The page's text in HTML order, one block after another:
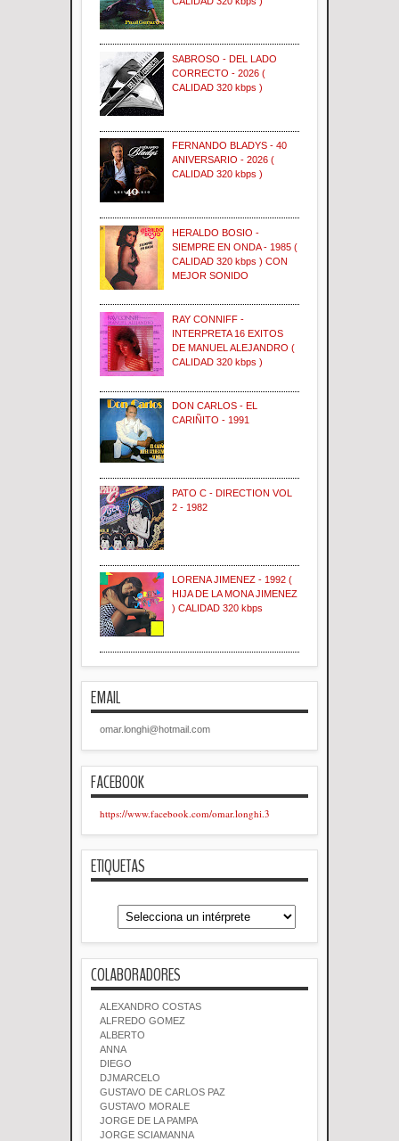
SABROSO - DEL LADO
CORRECTO - 2026 (
CALIDAD 320 kbps )
FERNANDO BLADYS - 40
ANIVERSARIO - 2026 (
CALIDAD 320 kbps )
HERALDO BOSIO -
SIEMPRE EN ONDA - 1985 (
CALIDAD 320 kbps ) CON
MEJOR SONIDO
RAY CONNIFF -
INTERPRETA 16 EXITOS
DE MANUEL ALEJANDRO (
CALIDAD 320 kbps )
DON CARLOS - EL
CARIÑITO - 1991
PATO C - DIRECTION VOL
2 - 1982
LORENA JIMENEZ - 1992 (
HIJA DE LA MONA JIMENEZ
) CALIDAD 320 kbps
EMAIL
omar.longhi@hotmail.com
FACEBOOK
https://www.facebook.com/omar.longhi.3
ETIQUETAS
COLABORADORES
ALEXANDRO COSTAS
ALFREDO GOMEZ
ALBERTO
ANNA
DIEGO
DJMARCELO
GUSTAVO DE CARLOS PAZ
GUSTAVO MORALE
JORGE DE LA PAMPA
JORGE SCIAMANNA